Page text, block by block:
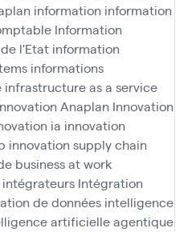
information information
Information
l'Etat information
informations
infrastructure as a service
Anaplan Innovation
ia innovation
innovation supply chain
business at work
intégrateurs Intégration
de données intelligence
artificielle agentique